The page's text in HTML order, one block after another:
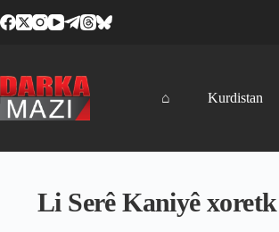
to
⌂ Kurdistan
Li Serê Kaniyê